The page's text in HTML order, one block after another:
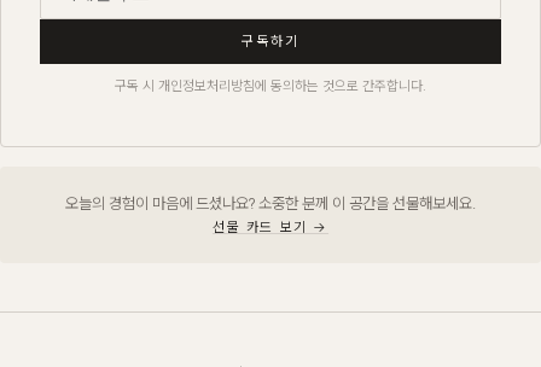
구독하기
구독 시 개인정보처리방침에 동의하는 것으로 간주합니다.
오늘의 경험이 마음에 드셨나요? 소중한 분께 이 공간을 선물해보세요.
선물 카드 보기 →